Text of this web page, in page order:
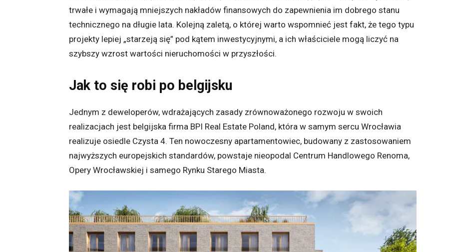
trwałe i wymagają mniejszych nakładów finansowych do zapewnienia im dobrego stanu
technicznego na długie lata. Kolejną zaletą, o której warto wspomnieć jest fakt, że tego typu
projekty lepiej „starzeją się” pod kątem inwestycyjnymi, a ich właściciele mogą liczyć na
szybszy wzrost wartości nieruchomości w przyszłości.
Jak to się robi po belgijsku
Jednym z deweloperów, wdrażających zasady zrównoważonego rozwoju w swoich
realizacjach jest belgijska firma BPI Real Estate Poland, która w samym sercu Wrocławia
realizuje osiedle Czysta 4. Ten nowoczesny apartamentowiec, budowany z zastosowaniem
najwyższych europejskich standardów, powstaje nieopodal Centrum Handlowego Renoma,
Opery Wrocławskiej i samego Rynku Starego Miasta.